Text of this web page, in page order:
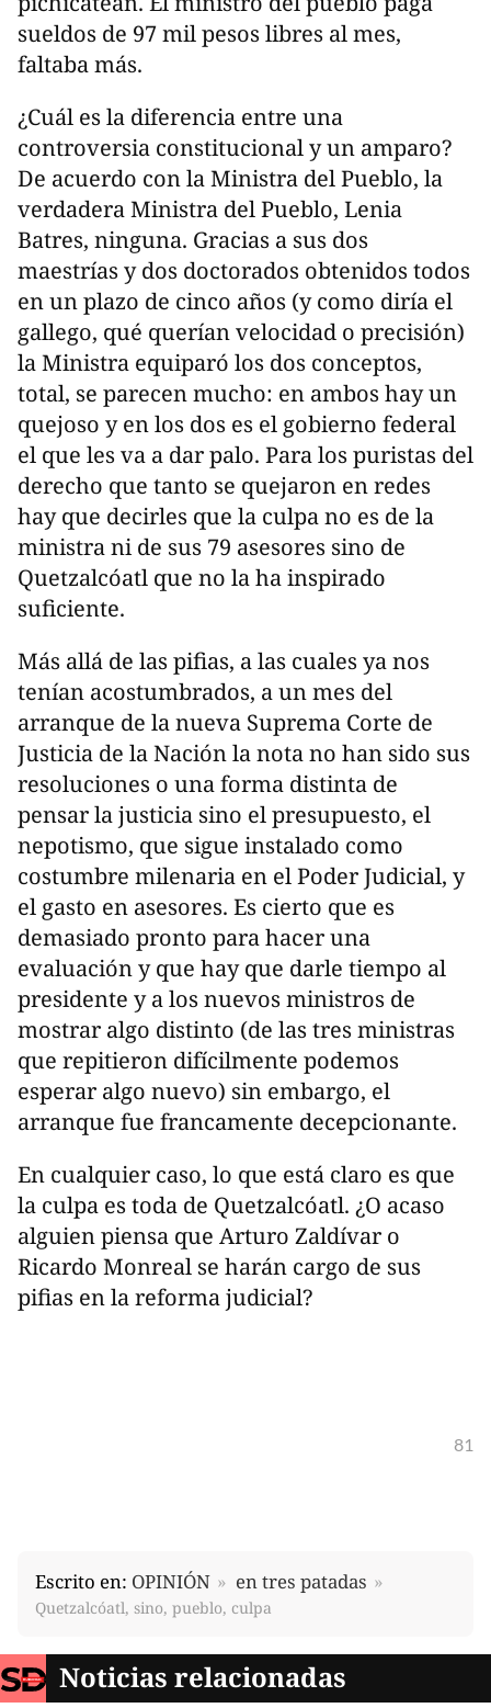
sueldos de 97 mil pesos libres al mes,
faltaba más.
¿Cuál es la diferencia entre una
controversia constitucional y un amparo?
De acuerdo con la Ministra del Pueblo, la
verdadera Ministra del Pueblo, Lenia
Batres, ninguna. Gracias a sus dos
maestrías y dos doctorados obtenidos todos
en un plazo de cinco años (y como diría el
gallego, qué querían velocidad o precisión)
la Ministra equiparó los dos conceptos,
total, se parecen mucho: en ambos hay un
quejoso y en los dos es el gobierno federal
el que les va a dar palo. Para los puristas del
derecho que tanto se quejaron en redes
hay que decirles que la culpa no es de la
ministra ni de sus 79 asesores sino de
Quetzalcóatl que no la ha inspirado
suficiente.
Más allá de las pifias, a las cuales ya nos
tenían acostumbrados, a un mes del
arranque de la nueva Suprema Corte de
Justicia de la Nación la nota no han sido sus
resoluciones o una forma distinta de
pensar la justicia sino el presupuesto, el
nepotismo, que sigue instalado como
costumbre milenaria en el Poder Judicial, y
el gasto en asesores. Es cierto que es
demasiado pronto para hacer una
evaluación y que hay que darle tiempo al
presidente y a los nuevos ministros de
mostrar algo distinto (de las tres ministras
que repitieron difícilmente podemos
esperar algo nuevo) sin embargo, el
arranque fue francamente decepcionante.
En cualquier caso, lo que está claro es que
la culpa es toda de Quetzalcóatl. ¿O acaso
alguien piensa que Arturo Zaldívar o
Ricardo Monreal se harán cargo de sus
pifias en la reforma judicial?
81
Escrito en: OPINIÓN en tres patadas
Quetzalcóatl, sino, pueblo, culpa
Noticias relacionadas